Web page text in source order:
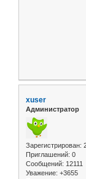
xuser
Администратор
Зарегистрирован:
Приглашений: 0
Сообщений: 12111
Уважение: +3655